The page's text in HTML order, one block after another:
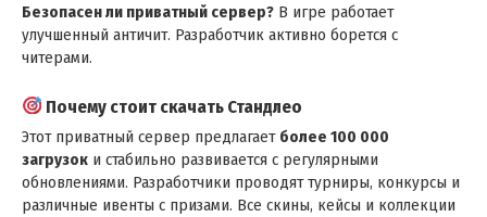
Безопасен ли приватный сервер? В игре работает
улучшенный античит. Разработчик активно борется с
читерами.
Почему стоит скачать Стандлео
Этот приватный сервер предлагает более 100 000
загрузок и стабильно развивается с регулярными
обновлениями. Разработчики проводят турниры, конкурсы и
различные ивенты с призами. Все скины, кейсы и коллекции